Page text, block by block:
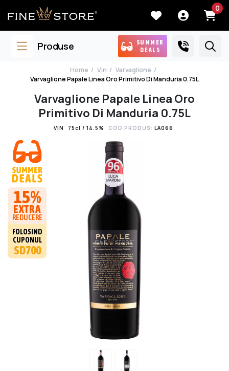
0
Produse
SUMMER
DEALS
Home Vin
Varvaglione
Varvaglione Papale Linea Oro Primitivo Di Manduria 0.75L
Varvaglione Papale Linea Oro
Primitivo Di Manduria 0.75L
VIN 75cl / 14.5% COD PRODUS: LA066
15%
EXTRA
REDUCERE
FOLOSIND
CUPONUL
SD700